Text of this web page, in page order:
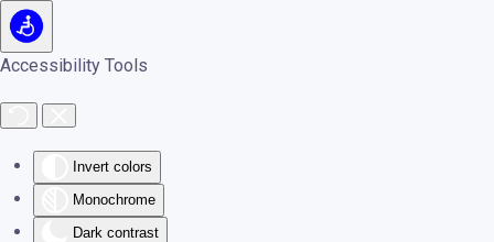
Accessibility Tools
Invert colors
Monochrome
Dark contrast
Skip to main content